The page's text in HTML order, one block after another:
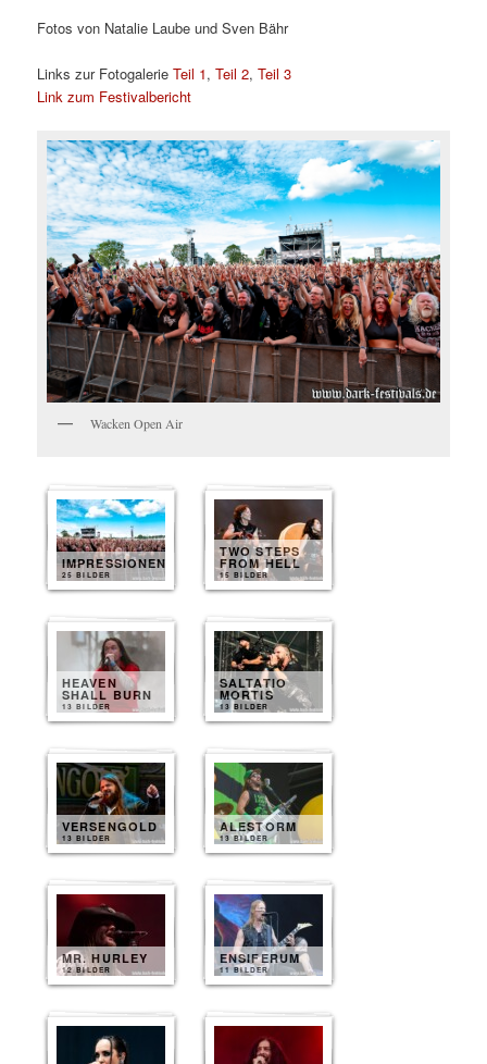
Fotos von Natalie Laube und Sven Bähr
Links zur FotogalerieTeil 1,Teil 2,Teil 3
Link zum Festivalbericht
Wacken Open Air
IMPRESSIONEN
25 BILDER
TWO STEPS
FROM HELL
15 BILDER
HEAVEN
SHALL BURN
13 BILDER
SALTATIO
MORTIS
13 BILDER
VERSENGOLD
13 BILDER
ALESTORM
13 BILDER
MR. HURLEY
12 BILDER
ENSIFERUM
11 BILDER